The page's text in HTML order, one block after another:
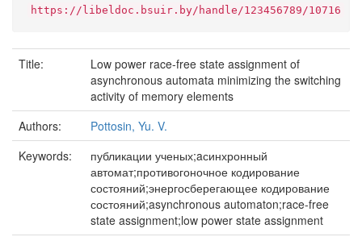
https://libeldoc.bsuir.by/handle/123456789/10716
Title:
Low power race-free state assignment of
asynchronous automata minimizing the switching
activity of memory elements
Authors:
Pottosin, Yu. V.
Keywords:
публикации ученых;aсинхронный
автомат;противогоночное кодирование
состояний;энергосберегающее кодирование
состояний;asynchronous automaton;race-free
state assignment;low power state assignment